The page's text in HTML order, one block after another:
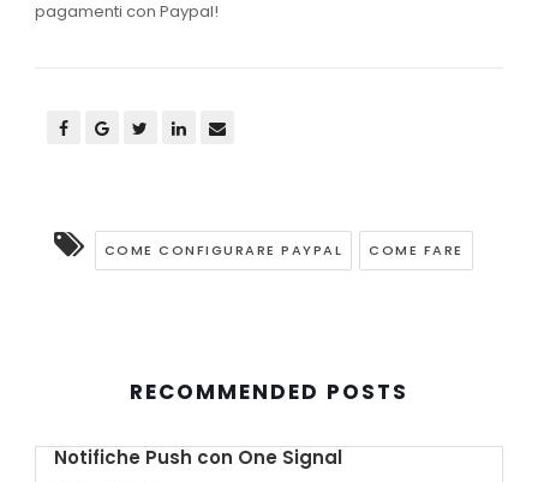
pagamenti con Paypal!
COME CONFIGURARE PAYPAL COME FARE
RECOMMENDED POSTS
Notifiche Push con One Signal